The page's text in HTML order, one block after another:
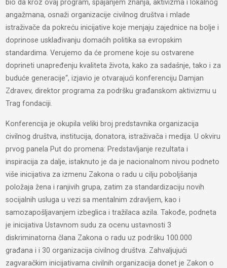
bio da kroz ovaj program, spajanjem znanja, aktivizma i lokalnog
angažmana, osnaži organizacije civilnog društva i mlade
istraživače da pokreću inicijative koje menjaju zajednice na bolje i
doprinose usklađivanju domaćih politika sa evropskim
standardima. Verujemo da će promene koje su ostvarene
doprineti unapređenju kvaliteta života, kako za sadašnje, tako i za
buduće generacije“, izjavio je otvarajući konferenciju Damjan
Zdravev, direktor programa za podršku građanskom aktivizmu u
Trag fondaciji.
Konferencija je okupila veliki broj predstavnika organizacija
civilnog društva, institucija, donatora, istraživača i medija. U okviru
prvog panela Put do promena: Predstavljanje rezultata i
inspiracija za dalje, istaknuto je da je nacionalnom nivou podneto
više inicijativa za izmenu Zakona o radu u cilju poboljšanja
položaja žena i ranjivih grupa, zatim za standardizaciju novih
socijalnih usluga u vezi sa mentalnim zdravljem, kao i
samozapošljavanjem izbeglica i tražilaca azila. Takođe, podneta
je inicijativa Ustavnom sudu za ocenu ustavnosti 3
diskriminatorna člana Zakona o radu uz podršku 100.000
građana i i 30 organizacija civilnog društva. Zahvaljujući
zagvaračkim inicijativama civilnih organizacija donet je Zakon o